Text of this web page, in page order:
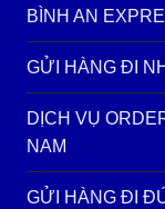
BÌNH AN
GỬI HÀNG ĐI
DỊCH VỤ
NAM
GỬI HÀNG ĐI